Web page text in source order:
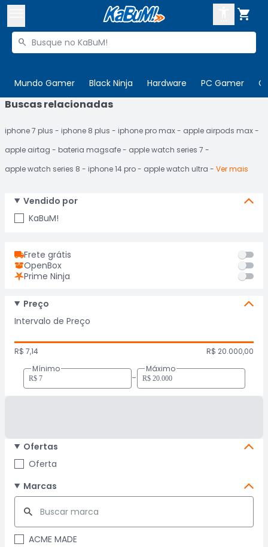

Buscar produtos

Mundo Gamer Black Ninja Hardware PC Gamer

 Departamentos
Cupons
 Ativar tradutor em libras
ENTRE
CADASTRE-SE
Buscas relacionadas
iphone 7 plus iphone 8 plus iphone pro max
apple airpods max
apple airtag
bateria magsafe
apple watch series 7
apple watch series 8
iphone 14 pro apple watch ultra Ver mais
Vendido por
KaBuM!
Frete grátis
OpenBox
Prime Ninja
Preço
Intervalo de Preço
R$ 7,14
R$ 20.000,00
Mínimo
-
Máximo
Ofertas
Oferta
Marcas
ACME MADE